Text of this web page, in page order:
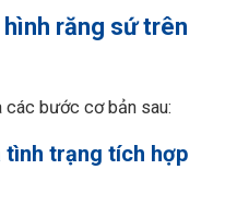
răng sứ trên
các bước cơ bản sau:
tình trạng tích hợp